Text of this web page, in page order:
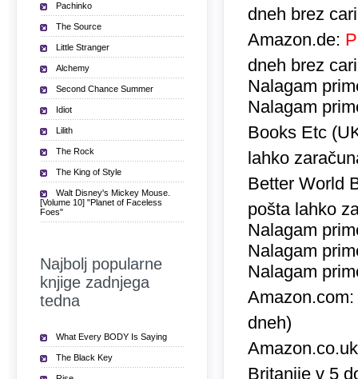
dneh brez
Amazon.de:
dneh brez
Nalagam
Nalagam
Books Etc
lahko
Better World
pošta lahko
Nalagam
Nalagam
Nalagam
Amazon.com:
dneh)
Britanije v 5
Pachinko
The Source
Little Stranger
Alchemy
Second Chance Summer
Idiot
Lilith
The Rock
The King of Style
Walt Disney's Mickey Mouse.
[Volume 10] "Planet of Faceless
Foes"
Najbolj popularne
knjige zadnjega
tedna
What Every BODY Is Saying
The Black Key